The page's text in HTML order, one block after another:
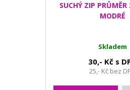
SUCHÝ ZIP
MODRÉ
Skladem
30,- Kč s
25,- Kč bez